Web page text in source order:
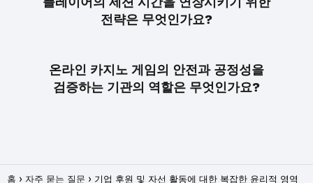
전략은 무엇인가요?
온라인 카지노 게임의 안전과 공정성을
검증하는 기관의 역할은 무엇인가요?
홈 자주 묻는 질문 기업 후원 및 자선 활동에 대한 복잡한 윤리적 영역